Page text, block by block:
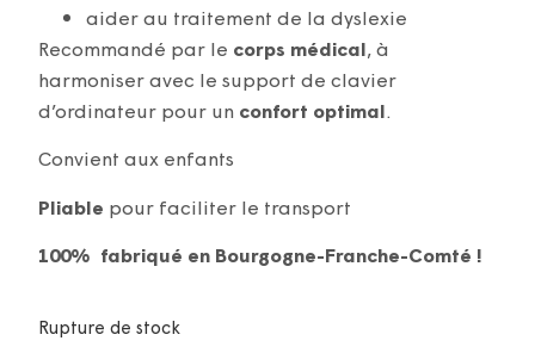
aider au traitement de la dyslexie
Recommandé par le corps médical, à
harmoniser avec le support de clavier
d’ordinateur pour un confort optimal.
Convient aux enfants
Pliable pour faciliter le transport
100% fabriqué en Bourgogne-Franche-Comté !
Rupture de stock